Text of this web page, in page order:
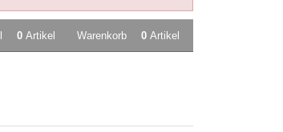
Warenkorb 0 Artikel
0 Artikel